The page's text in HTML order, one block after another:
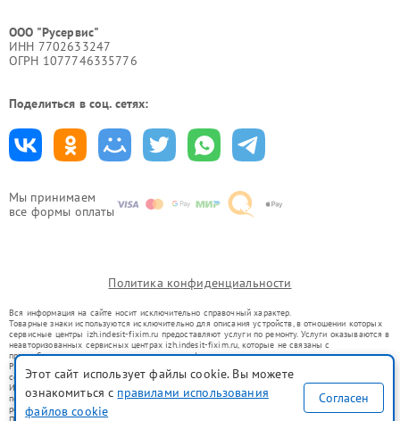
Мы принимаем
все формы оплаты
ООО "Русервис"
ИНН 7702633247
ОГРН 1077746335776
Поделиться в соц. сетях:
Политика конфиденциальности
Вся информация на сайте носит исключительно справочный характер.
Товарные знаки используются исключительно для описания устройств, в отношении которых
сервисные центры izh.indesit-fixim.ru предоставляют услуги по ремонту. Услуги оказываются в
неавторизованных сервисных центрах izh.indesit-fixim.ru, которые не связаны с
правообладателями товарных знаков или их официальными представителями.
Ремонт осуществляется для устройств, уже введенных в гражданский оборот в соответствии
со статьей 1487 ГК РФ.
Использование товарных знаков не преследует цели индивидуализации услуг или введения
потребителей в заблуждение, а служит для информирования о предоставляемых услугах по
ремонту техники указанных брендов.
Этот сайт использует файлы cookie. Вы можете
ознакомиться с правилами использования
файлов cookie
Согласен